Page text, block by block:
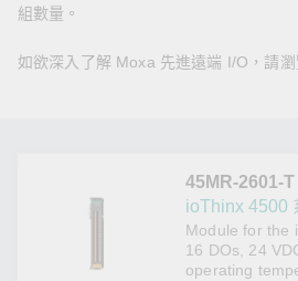
組數量。
如欲深入了解 Moxa 先進遠端 I/O，請瀏
45MR-2601-T
ioThinx 4500
Module for the
16 DOs, 24
operating